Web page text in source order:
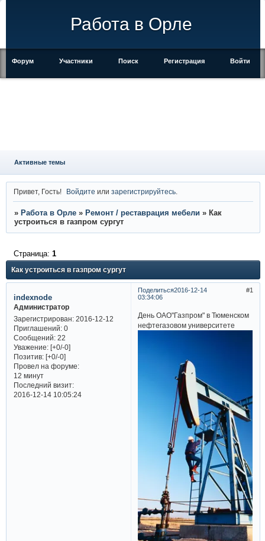
Работа в Орле
Форум Участники Поиск Регистрация Войти
Активные темы
Привет, Гость! Войдите илизарегистрируйтесь
» Работа в Орле » Ремонт / реставрация мебели » Как
устроиться в газпром сургут
Как устроиться в газпром сургут
Страница: 1
Поделиться 1
2016-12-14
03:34:06
indexnode
Администратор
Зарегистрирован: 2016-12-12
Приглашений:0
Сообщений:22
Уважение: [+0/-0]
Позитив: [+0/-0]
Провел на форуме:
12 минут
Последний визит:
2016-12-14 10:05:24
День ОАО"Газпром" в Тюменском
нефтегазовом университете